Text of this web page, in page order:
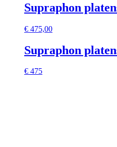
Supraphon
€ 475,00
Supraphon
€ 475